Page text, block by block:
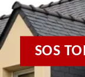
SOS